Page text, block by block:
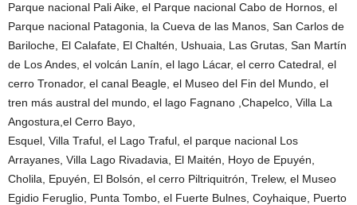
Parque nacional Pali Aike, el Parque nacional Cabo de Hornos, el
Parque nacional Patagonia, la Cueva de las Manos, San Carlos de
Bariloche, El Calafate, El Chaltén, Ushuaia, Las Grutas, San Martín
de Los Andes, el volcán Lanín, el lago Lácar, el cerro Catedral, el
cerro Tronador, el canal Beagle, el Museo del Fin del Mundo, el
tren más austral del mundo, el lago Fagnano ,Chapelco, Villa La
Angostura,el Cerro Bayo,
Esquel, Villa Traful, el Lago Traful, el parque nacional Los
Arrayanes, Villa Lago Rivadavia, El Maitén, Hoyo de Epuyén,
Cholila, Epuyén, El Bolsón, el cerro Piltriquitrón, Trelew, el Museo
Egidio Feruglio, Punta Tombo, el Fuerte Bulnes, Coyhaique, Puerto